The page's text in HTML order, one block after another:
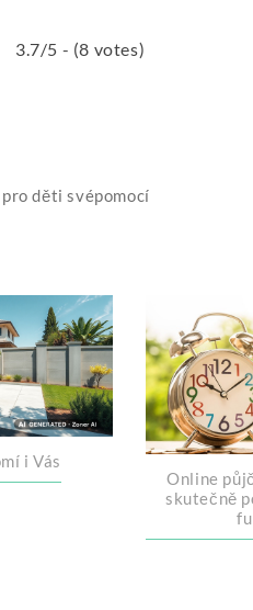
3.7/5 - (8 votes)
děti svépomocí
i Vás
Online
skutečně